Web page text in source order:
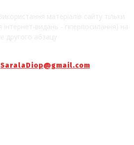
SaralaDiop@gmail.com